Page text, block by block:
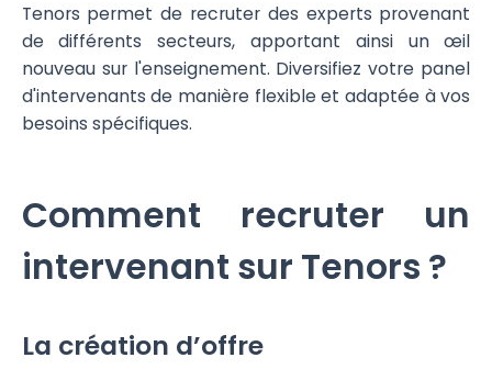
Tenors permet de recruter des experts provenant
de différents secteurs, apportant ainsi un œil
nouveau sur l'enseignement. Diversifiez votre panel
d'intervenants de manière flexible et adaptée à vos
besoins spécifiques.
Comment recruter un
intervenant sur Tenors ?
La création d’offre